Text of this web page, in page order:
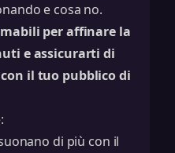
e cosa no.
per affinare la
e assicurarti di
il tuo pubblico di
di più con il